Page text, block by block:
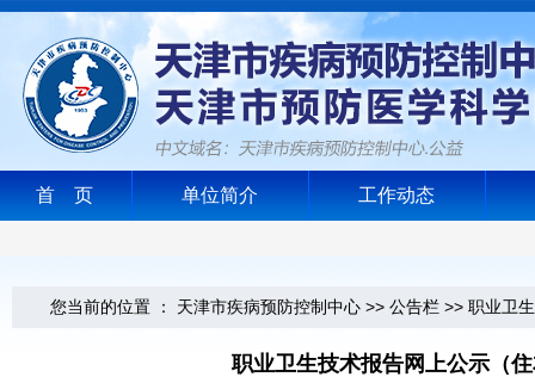
首 页 单位简介 工作动态
您当前的位置 ： 天津市疾病预防控制中心 >> 公告栏 >> 职业卫
职业卫生技术报告网上公示（